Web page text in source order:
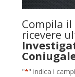
Compila
ricevere
"*" indica i